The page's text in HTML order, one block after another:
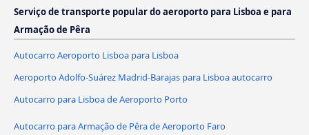
Serviço de transporte popular do aeroporto para Lisboa e para
Armação de Pêra
Autocarro Aeroporto Lisboa para Lisboa
Aeroporto Adolfo-Suárez Madrid-Barajas para Lisboa autocarro
Autocarro para Lisboa de Aeroporto Porto
Autocarro para Armação de Pêra de Aeroporto Faro